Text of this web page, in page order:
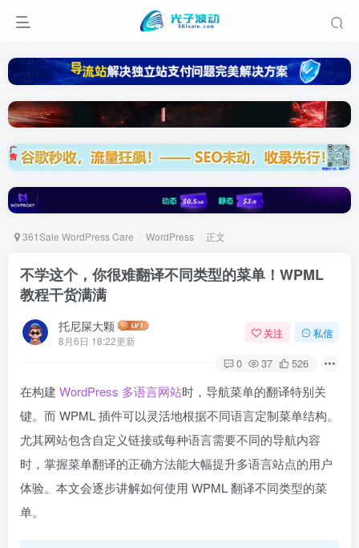
361Sale WordPress Care WordPress 正文
不学这个，你很难翻译不同类型的菜单！WPML
教程干货满满
托尼屎大颗
8月6日 18:22更新
关注 私信
0 37 526
在构建 WordPress 多语言网站时，导航菜单的翻译特别关
键。而 WPML 插件可以灵活地根据不同语言定制菜单结构。
尤其网站包含自定义链接或每种语言需要不同的导航内容
时，掌握菜单翻译的正确方法能大幅提升多语言站点的用户
体验。本文会逐步讲解如何使用 WPML 翻译不同类型的菜
单。